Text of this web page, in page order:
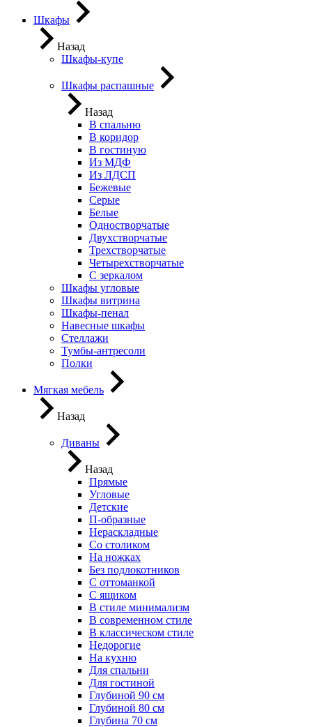
Шкафы
Назад
Шкафы-купе
Шкафы распашные
Назад
В спальню
В коридор
В гостиную
Из МДФ
Из ЛДСП
Бежевые
Серые
Белые
Одностворчатые
Двухстворчатые
Трехстворчатые
Четырехстворчатые
С зеркалом
Шкафы угловые
Шкафы витрина
Шкафы-пенал
Навесные шкафы
Стеллажи
Тумбы-антресоли
Полки
Мягкая мебель
Назад
Диваны
Назад
Прямые
Угловые
Детские
П-образные
Нераскладные
Со столиком
На ножках
Без подлокотников
С оттоманкой
С ящиком
В стиле минимализм
В современном стиле
В классическом стиле
Недорогие
На кухню
Для спальни
Для гостиной
Глубиной 90 см
Глубиной 80 см
Глубина 70 см